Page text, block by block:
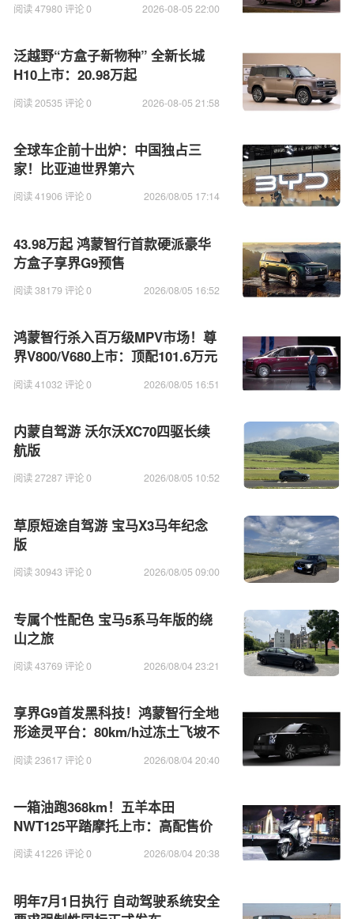
阅读 47980 评论 0 2026-08-05 22:00
泛越野“方盒子新物种” 全新长城
H10上市：20.98万起
阅读 20535 评论 0 2026-08-05 21:58
全球车企前十出炉：中国独占三
家！比亚迪世界第六
阅读 41906 评论 0 2026/08/05 17:14
43.98万起 鸿蒙智行首款硬派豪华
方盒子享界G9预售
阅读 38179 评论 0 2026/08/05 16:52
鸿蒙智行杀入百万级MPV市场！尊
界V800/V680上市：顶配101.6万元
阅读 41032 评论 0 2026/08/05 16:51
内蒙自驾游 沃尔沃XC70四驱长续
航版
阅读 27287 评论 0 2026/08/05 10:52
草原短途自驾游 宝马X3马年纪念
版
阅读 30943 评论 0 2026/08/05 09:00
专属个性配色 宝马5系马年版的绕
山之旅
阅读 43769 评论 0 2026/08/04 23:21
享界G9首发黑科技！鸿蒙智行全地
形途灵平台：80km/h过冻土飞坡不
打滑
阅读 23617 评论 0 2026/08/04 20:40
一箱油跑368km！五羊本田
NWT125平踏摩托上市：高配售价
不过万
阅读 41226 评论 0 2026/08/04 20:38
明年7月1日执行 自动驾驶系统安全